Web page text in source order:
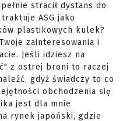
stracił dystans do
ASG jako
plastikowych kulek?
zainteresowania i
Jeśli idziesz na
z ostrej broni to raczej
gdyż świadczy to co
obchodzenia się
jest dla mnie
rynek japoński, gdzie